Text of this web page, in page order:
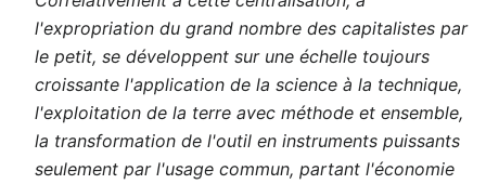
l'expropriation du grand nombre des capitalistes par
le petit, se développent sur une échelle toujours
croissante l'application de la science à la technique,
l'exploitation de la terre avec méthode et ensemble,
la transformation de l'outil en instruments puissants
seulement par l'usage commun, partant l'économie